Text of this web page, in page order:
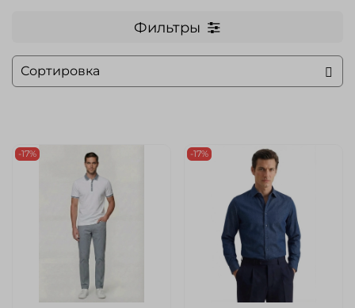
Фильтры
-17% -17%